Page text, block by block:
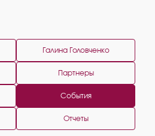
Галина Головченко
Партнеры
События
Отчеты